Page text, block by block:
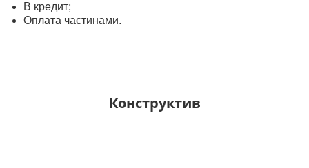
В кредит;
Оплата частинами.
Конструктив